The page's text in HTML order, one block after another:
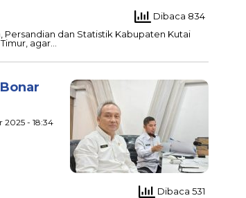
Dibaca 834
Persandian dan Statistik Kabupaten Kutai
agar…
2025 - 18:34
Dibaca 531